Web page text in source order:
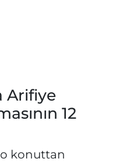
Arifiye
12
konuttan